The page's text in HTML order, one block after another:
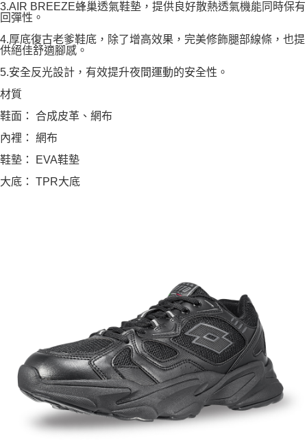
3.AIR BREEZE蜂巢透氣鞋墊，提供良好散熱透氣機能同時保有
回彈性。
4.厚底復古老爹鞋底，除了增高效果，完美修飾腿部線條，也提
供絕佳舒適腳感。
5.安全反光設計，有效提升夜間運動的安全性。
材質
鞋面： 合成皮革、網布
內裡： 網布
鞋墊： EVA鞋墊
大底： TPR大底